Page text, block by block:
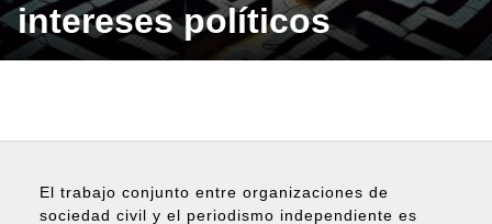
intereses políticos
El trabajo conjunto entre organizaciones de
sociedad civil y el periodismo independiente es